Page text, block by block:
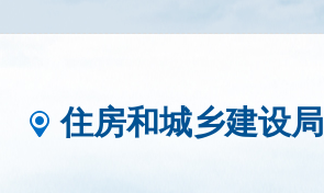
住房和城乡建设局